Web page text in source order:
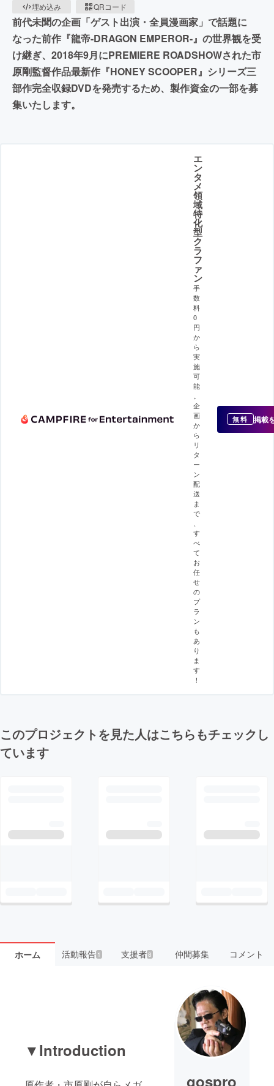
埋め込み
QRコード
前代未聞の企画「ゲスト出演・全員漫画家」で話題に
なった前作『龍帝-DRAGON EMPEROR-』の世界観を受
け継ぎ、2018年9月にPREMIERE ROADSHOWされた市
原剛監督作品最新作『HONEY SCOOPER』シリーズ三
部作完全収録DVDを発売するため、製作資金の一部を募
集いたします。
エ
ン
タ
メ
領
域
特
化
型
ク
ラ
フ
ァ
ン
手
数
料
0
円
か
ら
実
施
可
能
企
画
か
ら
リ
タ
ー
ン
配
送
ま
で
す
べ
て
お
任
せ
の
プ
ラ
ン
も
あ
り
ま
す
！
無料 掲載
このプロジェクトを見た人はこちらもチェックし
ています
ホーム 活動報告1 支援者8 仲間募集 コメント
▼Introduction
gospro